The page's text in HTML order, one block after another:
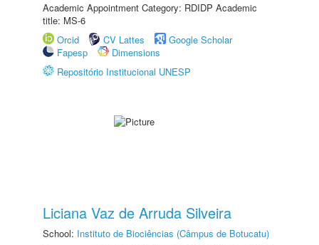
Academic Appointment Category: RDIDP Academic
title: MS-6
Orcid
CV Lattes
Google Scholar
Fapesp
Dimensions
Repositório Institucional UNESP
Liciana Vaz de Arruda Silveira
School: Instituto de Biociências (Câmpus de Botucatu)